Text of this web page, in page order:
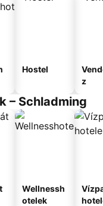
Hostel
z
– Schladming
Wellnessh
otelek